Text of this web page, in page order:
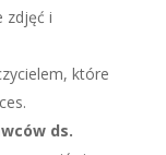
zdjęć i
które
ds.